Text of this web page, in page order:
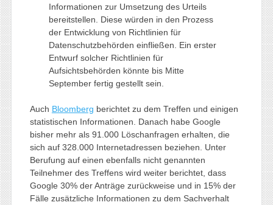
Informationen zur Umsetzung des Urteils
bereitstellen. Diese würden in den Prozess
der Entwicklung von Richtlinien für
Datenschutzbehörden einfließen. Ein erster
Entwurf solcher Richtlinien für
Aufsichtsbehörden könnte bis Mitte
September fertig gestellt sein.
Auch Bloomberg berichtet zu dem Treffen und einigen
statistischen Informationen. Danach habe Google
bisher mehr als 91.000 Löschanfragen erhalten, die
sich auf 328.000 Internetadressen beziehen. Unter
Berufung auf einen ebenfalls nicht genannten
Teilnehmer des Treffens wird weiter berichtet, dass
Google 30% der Anträge zurückweise und in 15% der
Fälle zusätzliche Informationen zu dem Sachverhalt